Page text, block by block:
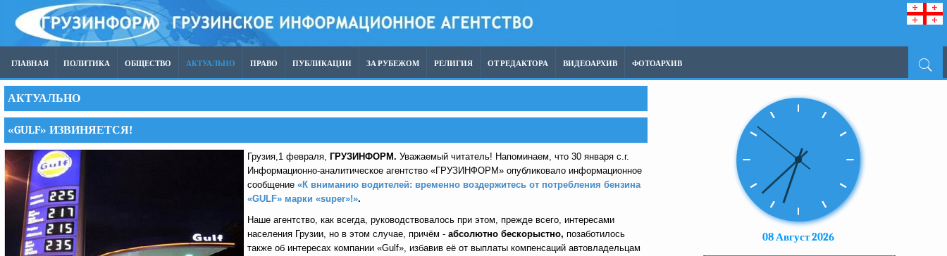
ГЛАВНАЯ ПОЛИТИКА ОБЩЕСТВО АКТУАЛЬНО ПРАВО ПУБЛИКАЦИИ ЗА РУБЕЖОМ РЕЛИГИЯ ОТ РЕДАКТОРА ВИДЕОАРХИВ ФОТОАРХИВ
АКТУАЛЬНО
«GULF» ИЗВИНЯЕТСЯ!
Грузия,1 февраля, ГРУЗИНФОРМ. Уважаемый читатель! Напоминаем, что 30 января с.г.
Информационно-аналитическое агентство «ГРУЗИНФОРМ» опубликовало информационное
сообщение «К вниманию водителей: временно воздержитесь от потребления бензина
«GULF» марки «super»!».
Наше агентство, как всегда, руководствовалось при этом, прежде всего, интересами
населения Грузии, но в этом случае, причём - абсолютно бескорыстно, позаботилось
также об интересах компании «Gulf», избавив её от выплаты компенсаций автовладельцам
08 Август 2026